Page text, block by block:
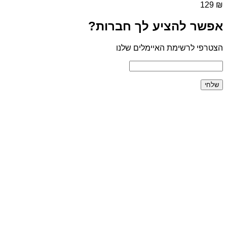
₪ 129
אפשר להציע לך חברות?
הצטרפי לרשימת האיימלים שלנו